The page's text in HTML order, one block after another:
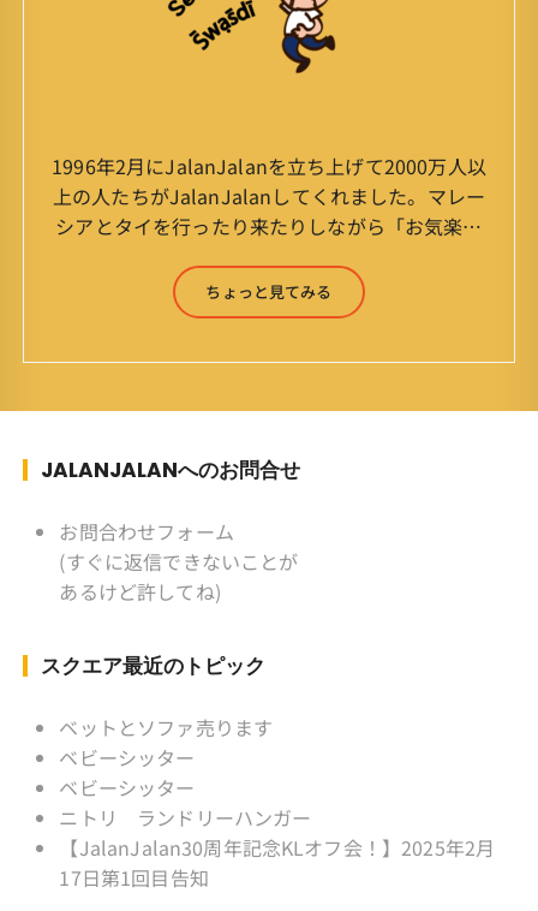
1996年2月にJalanJalanを立ち上げて2000万人以
上の人たちがJalanJalanしてくれました。マレー
シアとタイを行ったり来たりしながら「お気楽」
森 淳（Jun Yamamori） 生年月日 ：1959年
7月4日(61才) 生まれ ：香港(3才まで)
スポーツ ：水泳(浜名湾流古式泳法、競泳平泳
ク ソフトボール
監督 BKKソフトボール「おぼん
こぼん 」監督 マレーシア歴：1991年から31年
目 タイ歴 ：2001年から21年目
ちょっと見てみる
JALANJALANへのお問合せ
お問合わせフォーム
(すぐに返信できないことが
あるけど許してね)
スクエア最近のトピック
ベットとソファ売ります
ベビーシッター
ベビーシッター
ニトリ ランドリーハンガー
【JalanJalan30周年記念KLオフ会！】2025年2月
17日第1回目告知